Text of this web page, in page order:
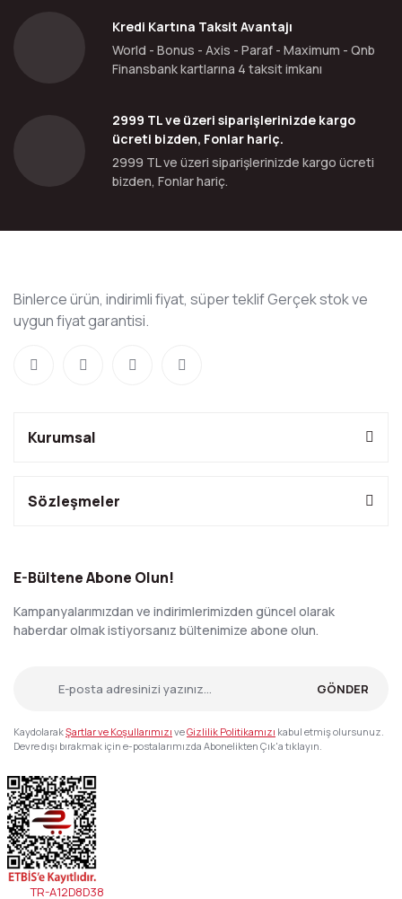
Kredi Kartına Taksit Avantajı
World - Bonus - Axis - Paraf - Maximum - Qnb
Finansbank kartlarına 4 taksit imkanı
2999 TL ve üzeri siparişlerinizde kargo
ücreti bizden, Fonlar hariç.
2999 TL ve üzeri siparişlerinizde kargo ücreti
bizden, Fonlar hariç.
Binlerce ürün, indirimli fiyat, süper teklif Gerçek stok ve
uygun fiyat garantisi.
Kurumsal
Sözleşmeler
E-Bültene Abone Olun!
Kampanyalarımızdan ve indirimlerimizden güncel olarak
haberdar olmak istiyorsanız bültenimize abone olun.
GÖNDER
KaydolarakŞartlar ve Koşullarımızı veGizlilik Politikamızı kabul etmiş olursunuz.
Devre dışı bırakmak için e-postalarımızda Abonelikten Çık'a tıklayın.
TR-A12D8D38